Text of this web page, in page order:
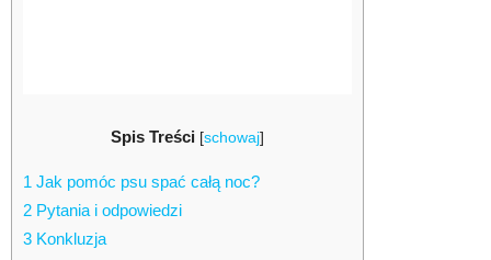
Spis Treści [schowaj]
1 Jak pomóc psu spać całą noc?
2 Pytania i odpowiedzi
3 Konkluzja